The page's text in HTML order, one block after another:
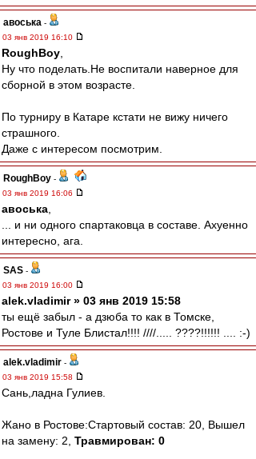
авоська -
03 янв 2019 16:10
RoughBoy
Ну что поделать.Не воспитали наверное для
сборной в этом возрасте.
По турниру в Катаре кстати не вижу ничего
страшного.
Даже с интересом посмотрим.
RoughBoy -
03 янв 2019 16:06
авоська
... и ни одного спартаковца в составе. Ахуенно
интересно, ага.
SAS -
03 янв 2019 16:00
alek.vladimir » 03 янв 2019 15:58
ты ещё забыл - а дзюба то как в Томске,
Ростове и Туле Блистал!!!! ////..... ????!!!!!! .... :-)
alek.vladimir -
03 янв 2019 15:58
Сань,ладна Гулиев.
Жано в Ростове:Стартовый состав: 20, Вышел
на замену: 2, Травмирован: 0